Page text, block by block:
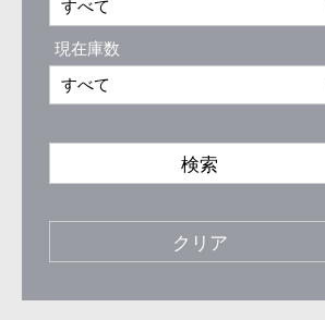
現在庫数
検索